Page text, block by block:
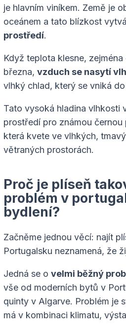
je hlavním viníkem. Země je
oceánem a tato blízkost
prostředí.
Když teplota klesne,
března, vzduch se nasytí
vlhký chlad, který se vniká
Tato vysoká hladina vlhkosti
prostředí pro známou černou
která kvete ve vlhkých,
větraných prostorách.
Proč je plíseň
problém v
bydlení?
Začněme jednou věcí: najít
Portugalsku neznamená, že
Jedná se o velmi běžný
vše od moderních bytů v
quinty v Algarve. Problém je
má v kombinaci klimatu,